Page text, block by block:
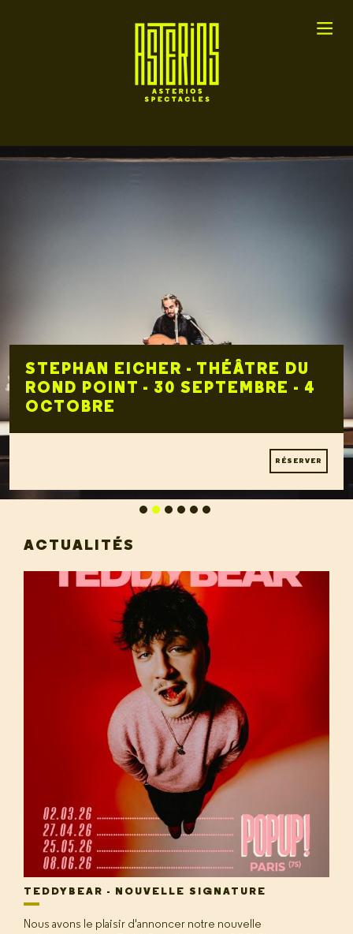
STEPHAN EICHER - THÉÂTRE DU
ROND POINT - 30 SEPTEMBRE - 4
OCTOBRE
RÉSERVER
ACTUALITÉS
TEDDYBEAR - NOUVELLE SIGNATURE
Nous avons le plaisir d'annoncer notre nouvelle